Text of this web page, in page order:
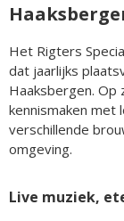
Het Rigters
dat jaarlijks
Haaksbergen. Op
kennismaken met
verschillende
omgeving.
Live muziek,